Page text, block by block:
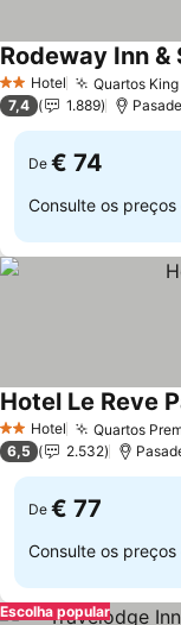
2 Estrelas
Hotel Quartos
Rodeway Inn &
7,4 1.889
De € 74
Consulte os preços
2 Estrelas
Hotel Quartos
Hotel Le Reve
6,5 2.532
De € 77
Consulte os preços
Escolha popular